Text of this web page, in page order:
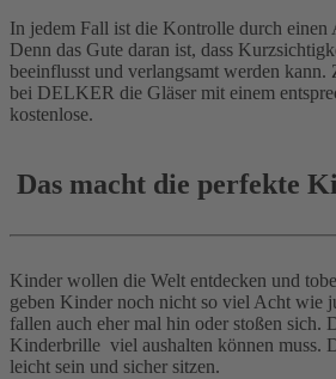
In jedem Fall ist die Kontrolle durch einen
Denn das Gute daran ist, dass
beeinflusst und verlangsamt werden kann.
bei DELKER die Gläser mit einem
kostenlose.
Das macht die perfekte
Kinder wollen die Welt entdecken und
geben Kinder noch nicht so viel Acht wie
fallen auch eher mal hin oder stoßen sich.
Kinderbrille viel aushalten können muss.
leicht sein und sicher sitzen.